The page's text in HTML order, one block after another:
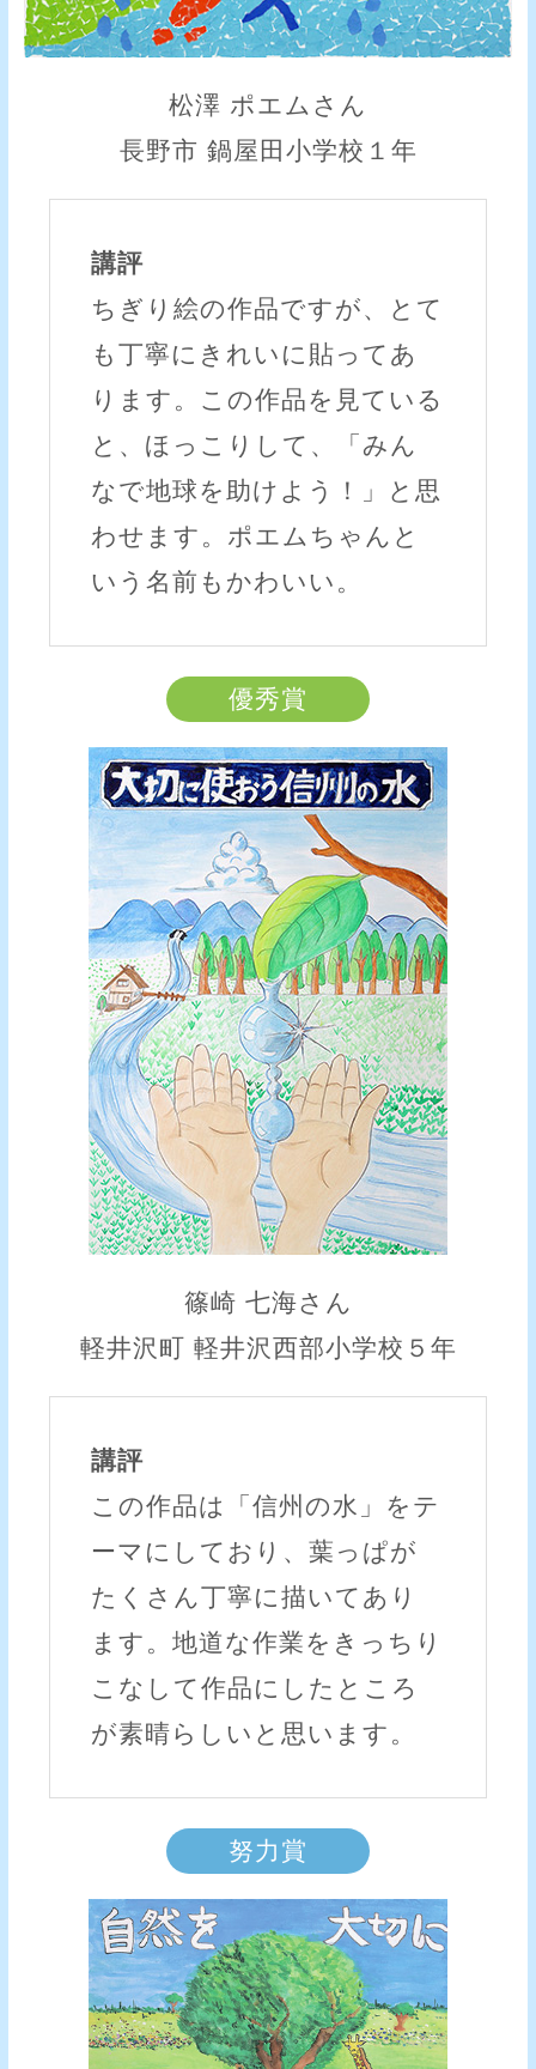
松澤 ポエムさん
長野市 鍋屋田小学校１年
講評
ちぎり絵の作品ですが、とて
も丁寧にきれいに貼ってあ
ります。この作品を見ている
と、ほっこりして、「みん
なで地球を助けよう！」と思
わせます。ポエムちゃんと
いう名前もかわいい。
優秀賞
篠崎 七海さん
軽井沢町 軽井沢西部小学校５年
講評
この作品は「信州の水」をテ
ーマにしており、葉っぱが
たくさん丁寧に描いてあり
ます。地道な作業をきっちり
こなして作品にしたところ
が素晴らしいと思います。
努力賞